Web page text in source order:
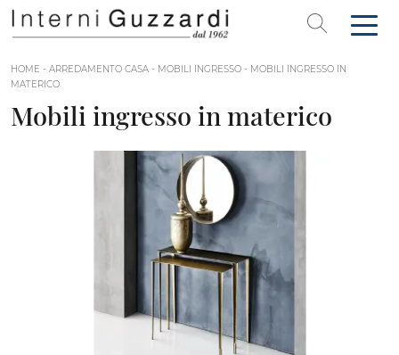
HOME - ARREDAMENTO CASA - MOBILI INGRESSO - MOBILI INGRESSO IN
MATERICO
Mobili ingresso in materico